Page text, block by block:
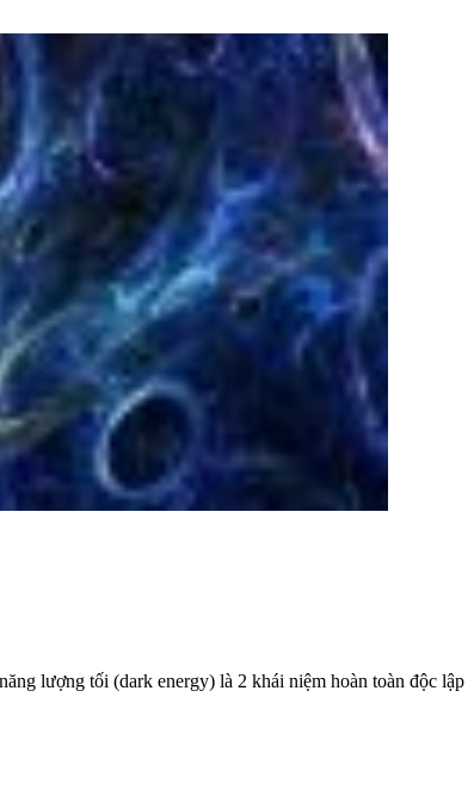
lượng tối (dark energy) là 2 khái niệm hoàn toàn độc lập